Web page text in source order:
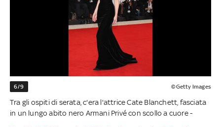
6/9 ©Getty Images
Tra gli ospiti di serata, c'era l'attrice Cate Blanchett, fasciata
in un lungo abito nero Armani Privé con scollo a cuore -